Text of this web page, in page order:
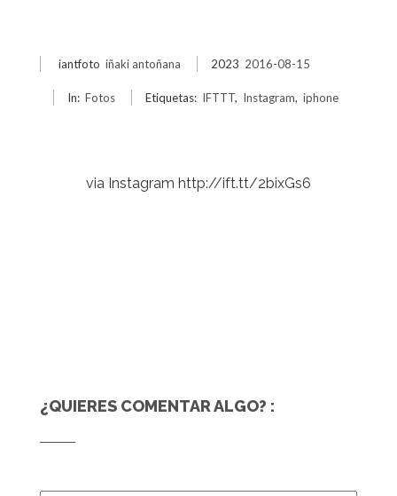
iantfoto iñaki antoñana 2023 2016-08-15
In: Fotos Etiquetas: IFTTT, Instagram, iphone
via Instagram http://ift.tt/2bixGs6
¿QUIERES COMENTAR ALGO? :